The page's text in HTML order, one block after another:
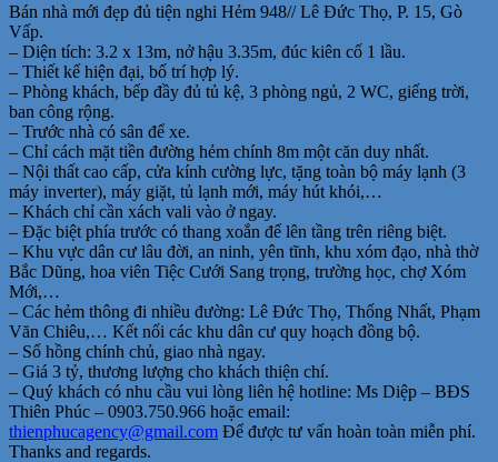
Bán nhà mới đẹp đủ tiện nghi Hẻm 948// Lê Đức Thọ, P. 15, Gò
Vấp.
– Diện tích: 3.2 x 13m, nở hậu 3.35m, đúc kiên cố 1 lầu.
– Thiết kế hiện đại, bố trí hợp lý.
– Phòng khách, bếp đầy đủ tủ kệ, 3 phòng ngủ, 2 WC, giếng trời,
ban công rộng.
– Trước nhà có sân để xe.
– Chỉ cách mặt tiền đường hẻm chính 8m một căn duy nhất.
– Nội thất cao cấp, cửa kính cường lực, tặng toàn bộ máy lạnh (3
máy inverter), máy giặt, tủ lạnh mới, máy hút khói,…
– Khách chỉ cần xách vali vào ở ngay.
– Đặc biệt phía trước có thang xoắn để lên tầng trên riêng biệt.
– Khu vực dân cư lâu đời, an ninh, yên tĩnh, khu xóm đạo, nhà thờ
Bắc Dũng, hoa viên Tiệc Cưới Sang trọng, trường học, chợ Xóm
Mới,…
– Các hẻm thông đi nhiều đường: Lê Đức Thọ, Thống Nhất, Phạm
Văn Chiêu,… Kết nối các khu dân cư quy hoạch đồng bộ.
– Sổ hồng chính chủ, giao nhà ngay.
– Giá 3 tỷ, thương lượng cho khách thiện chí.
– Quý khách có nhu cầu vui lòng liên hệ hotline: Ms Diệp – BĐS
Thiên Phúc – 0903.750.966 hoặc email:
thienphucagency@gmail.com Để được tư vấn hoàn toàn miễn phí.
Thanks and regards.